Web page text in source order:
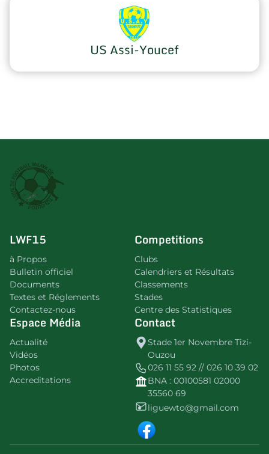
US Assi-Youcef
LWF15
à Propos
Bulletin officiel
Documents
Textes et Réglements
Contactez-nous
Competitions
Clubs
Calendriers et Résultats
Classements
Stades
Centre des Statistiques
Espace Média
Actualité
Vidéos
Photos
Accreditations
Contact
Stade 1er Novembre Tizi-
Ouzou
026 11 55 92 // 026 10 39 02
BNA : 00100581 02000
35560 69
liguewto@gmail.com